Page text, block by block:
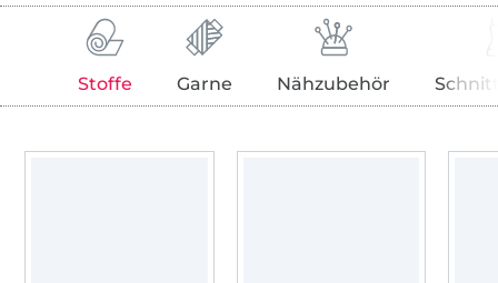
Stoffe Garne Nähzubehör